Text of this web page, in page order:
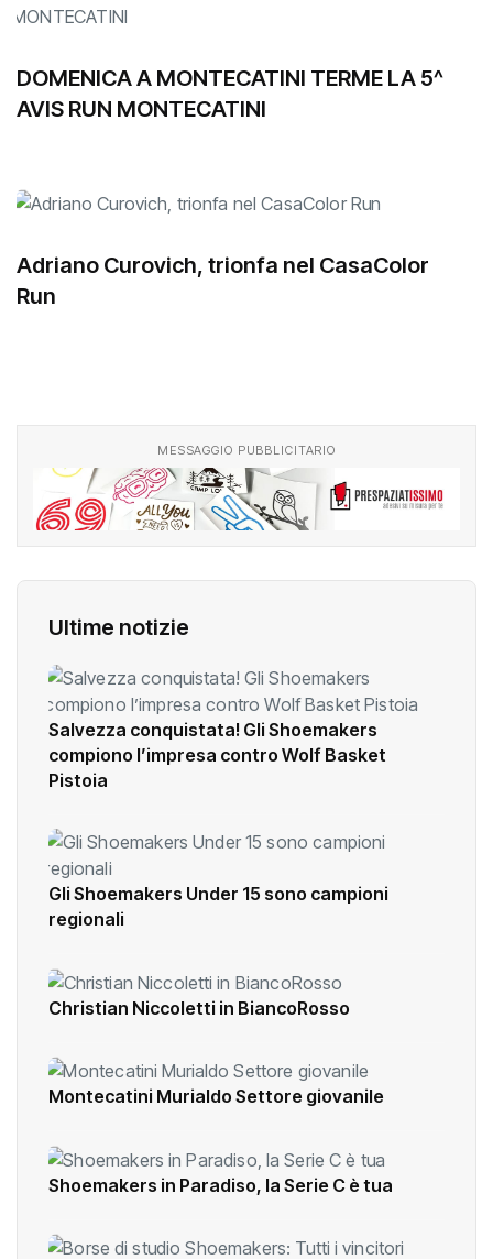
DOMENICA A MONTECATINI TERME LA 5^
AVIS RUN MONTECATINI
Adriano Curovich, trionfa nel CasaColor
Run
MESSAGGIO PUBBLICITARIO
Ultime notizie
Salvezza conquistata! Gli Shoemakers
compiono l’impresa contro Wolf Basket
Pistoia
Gli Shoemakers Under 15 sono campioni
regionali
Christian Niccoletti in BiancoRosso
Montecatini Murialdo Settore giovanile
Shoemakers in Paradiso, la Serie C è tua